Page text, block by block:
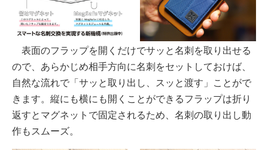
表面のフラップを開くだけでサッと名刺を取り出せる
ので、あらかじめ相手方向に名刺をセットしておけば、
自然な流れで「サッと取り出し、スッと渡す」ことがで
きます。縦にも横にも開くことができるフラップは折り
返すとマグネットで固定されるため、名刺の取り出し動
作もスムーズ。